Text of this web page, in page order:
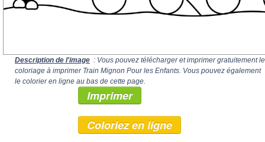
Description de l'image : Vous pouvez télécharger et imprimer gratuitement le
coloriage à imprimer Train Mignon Pour les Enfants. Vous pouvez également
le colorier en ligne au bas de cette page.
Imprimer
Coloriez en ligne